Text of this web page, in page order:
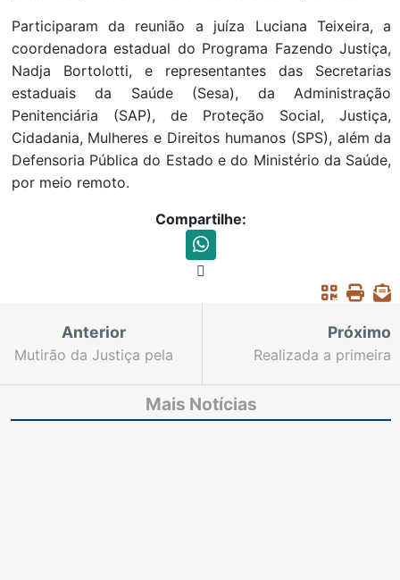
Participaram da reunião a juíza Luciana Teixeira, a
coordenadora estadual do Programa Fazendo Justiça,
Nadja Bortolotti, e representantes das Secretarias
estaduais da Saúde (Sesa), da Administração
Penitenciária (SAP), de Proteção Social, Justiça,
Cidadania, Mulheres e Direitos humanos (SPS), além da
Defensoria Pública do Estado e do Ministério da Saúde,
por meio remoto.
Compartilhe:
Anterior
Mutirão da Justiça pela
683 sentenças em
cinco dias
Próximo
Realizada a primeira
Clóvis Beviláqua e
Mais Notícias